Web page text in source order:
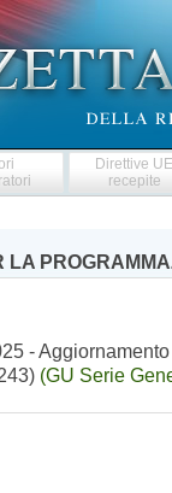
Direttive
recepite
-
(GU Serie